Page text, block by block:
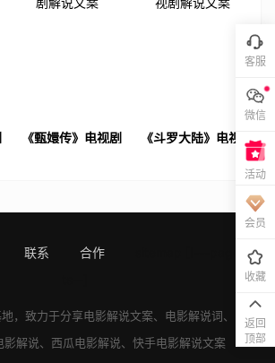
《甄嬛传》电视剧
《斗罗大陆》电视
联系 合作
[!---page.sta
，致力于分享电影解说文案、 电影解说词、
电影
影解说、 西瓜电影解说、 快手电影解说文案
客服
微信
活动
会员
收藏
返回
顶部